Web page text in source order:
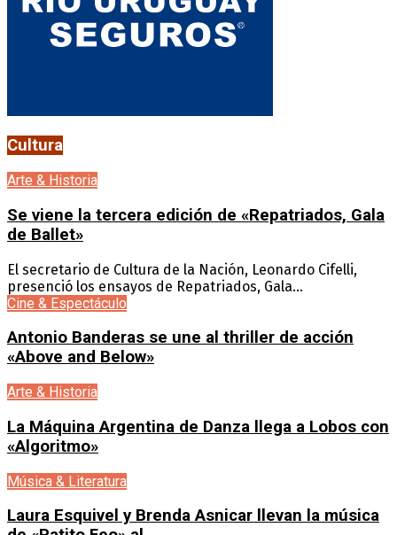
Cultura
Arte & Historia
Se viene la tercera edición de «Repatriados, Gala
de Ballet»
El secretario de Cultura de la Nación, Leonardo Cifelli,
presenció los ensayos de Repatriados, Gala...
Cine & Espectáculo
Antonio Banderas se une al thriller de acción
«Above and Below»
Arte & Historia
La Máquina Argentina de Danza llega a Lobos con
«Algoritmo»
Música & Literatura
Laura Esquivel y Brenda Asnicar llevan la música